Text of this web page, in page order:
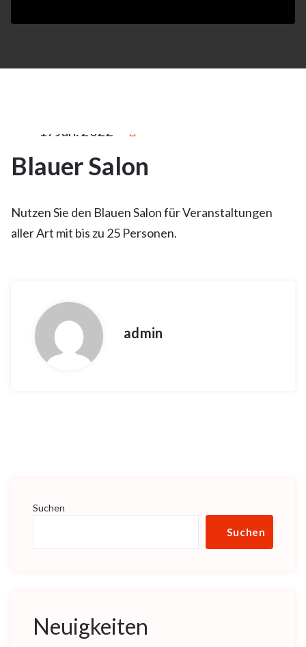
17
JAN. 2022
17Jan. 2022
Blauer Salon
Nutzen Sie den Blauen Salon für Veranstaltungen
aller Art mit bis zu 25 Personen.
admin
Suchen
Suchen
Neuigkeiten